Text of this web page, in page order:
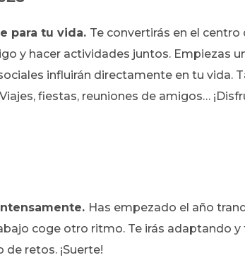
para tu vida. Te convertirás en el centro
y hacer actividades juntos. Empiezas
influirán directamente en tu vida.
fiestas, reuniones de amigos…
Has empezado el año
coge otro ritmo. Te irás adaptando
retos. ¡Suerte!